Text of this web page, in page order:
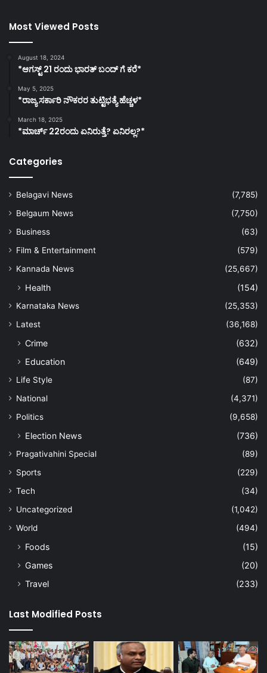
Most Viewed Posts
August 18, 2024
*ಆಗಸ್ಟ್ 21 ರಂದು ಭಾರತ್‌ ಬಂದ್‌ ಗೆ ಕರೆ*
May 5, 2025
*ರಾಜ್ಯ ಸರ್ಕಾರಿ ನೌಕರರ ತುಟ್ಟಿಭತ್ಯೆ ಹೆಚ್ಚಳ*
March 18, 2025
*ಮಾರ್ಚ್ 22ರಂದು ಏನಿರುತ್ತೆ? ಏನಿರಲ್ಲ?*
Categories
Belagavi News
(7,785)
Belgaum News
(7,750)
Business
(63)
Film & Entertainment
(579)
Kannada News
(25,667)
Health (154)
Karnataka News
(25,353)
Latest
(36,168)
Crime
(632)
Education
(649)
Life Style
(87)
National
(4,371)
Politics
(9,658)
Election News (736)
Pragativahini Special
(89)
Sports
(229)
Tech
(34)
Uncategorized
(1,042)
World
(494)
Foods
(15)
Games
(20)
Travel
(233)
Last Modified Posts